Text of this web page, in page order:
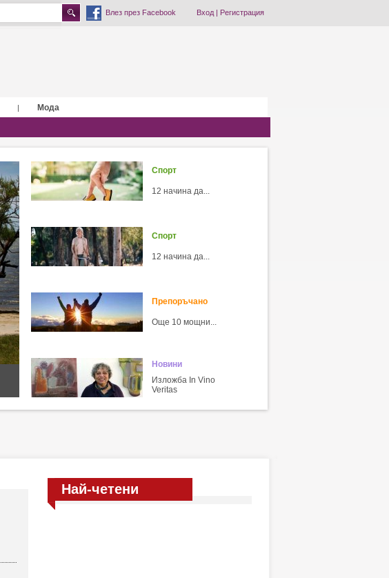
Влез през Facebook Вход| Регистрация
| Мода
Спорт
12 начина да...
Спорт
12 начина да...
Препоръчано
Още 10 мощни...
Новини
Изложба In Vino
Veritas
Най-четени